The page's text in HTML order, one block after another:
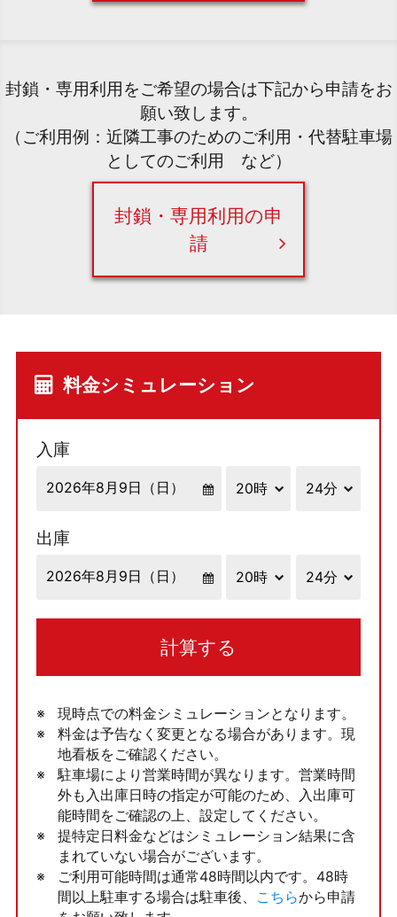
封鎖・専用利用をご希望の場合は下記から申請をお
願い致します。
（ご利用例：近隣工事のためのご利用・代替駐車場
としてのご利用 など）
封鎖・専用利用の申
請
料金シミュレーション
入庫
出庫
計算する
現時点での料金シミュレーションとなります。
料金は予告なく変更となる場合があります。現
地看板をご確認ください。
駐車場により営業時間が異なります。営業時間
外も入出庫日時の指定が可能のため、入出庫可
能時間をご確認の上、設定してください。
提特定日料金などはシミュレーション結果に含
まれていない場合がございます。
ご利用可能時間は通常48時間以内です。48時
間以上駐車する場合は駐車後、
こちらから申請